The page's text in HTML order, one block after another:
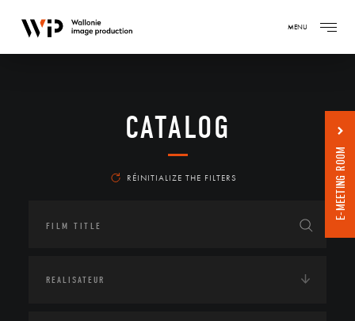
MENU
CATALOG
RÉINITIALIZE THE FILTERS E-MEETING ROOM